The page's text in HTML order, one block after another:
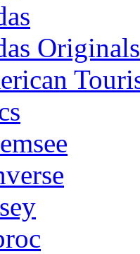
Originals